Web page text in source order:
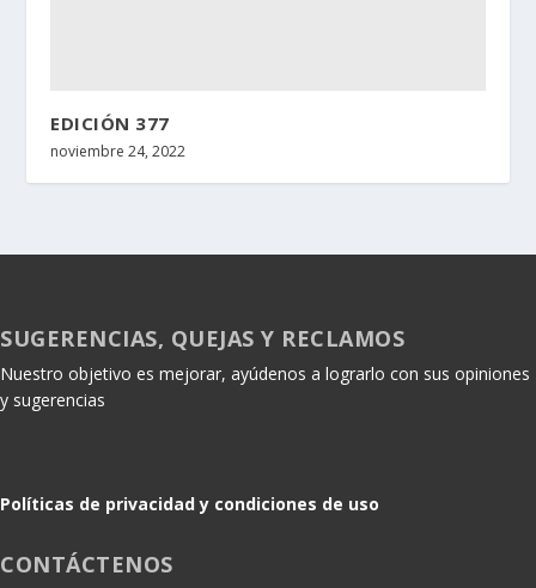
EDICIÓN 377
noviembre 24, 2022
SUGERENCIAS, QUEJAS Y RECLAMOS
Nuestro objetivo es mejorar, ayúdenos a lograrlo con sus opiniones
y sugerencias
Políticas de privacidad y condiciones de uso
CONTÁCTENOS